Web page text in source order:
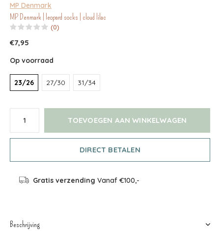
MP Denmark
MP Denmark | leopard socks | cloud lilac
(0)
€7,95
Op voorraad
23/26 27/30 31/34
TOEVOEGEN AAN WINKELWAGEN
DIRECT BETALEN
Gratis verzending Vanaf €100,-
Beschrijving